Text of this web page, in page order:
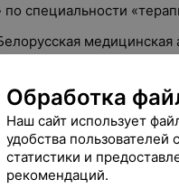
специальности
медицинская
специальности «общая
диагностика
этапе»;
Обработка
Наш сайт использует
удобства пользователей
статистики и
рекомендаций.